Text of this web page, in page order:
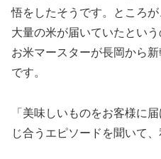
悟をしたそうです。ところ
大量の米が届いていたとい
お米マースターが長岡から
です。
「美味しいものをお客様に
じ合うエピソードを聞いて